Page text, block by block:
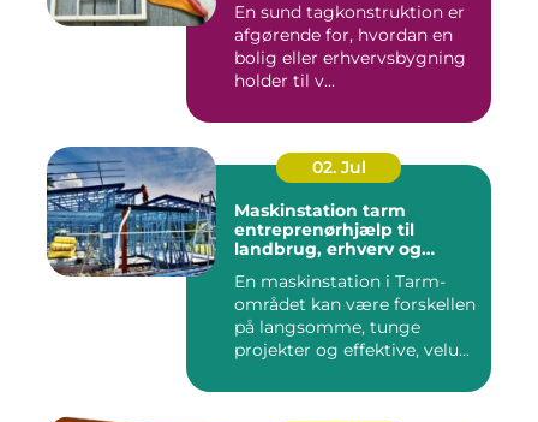
En sund tagkonstruktion er
afgørende for, hvordan en
bolig eller erhvervsbygning
holder til v...
02. Jul
Maskinstation tarm
entreprenørhjælp til
landbrug, erhverv og
En maskinstation i Tarm-
området kan være forskellen
på langsomme, tunge
projekter og effektive, velu...